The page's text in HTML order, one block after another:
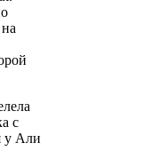
с
у Али